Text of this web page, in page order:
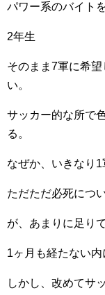
パワー系のバイト
2年生
そのまま7軍に希
い。
サッカー的な所で
る。
なぜか、いきなり1
ただただ必死につ
が、あまりに足り
1ヶ月も経たない内
しかし、改めてサ